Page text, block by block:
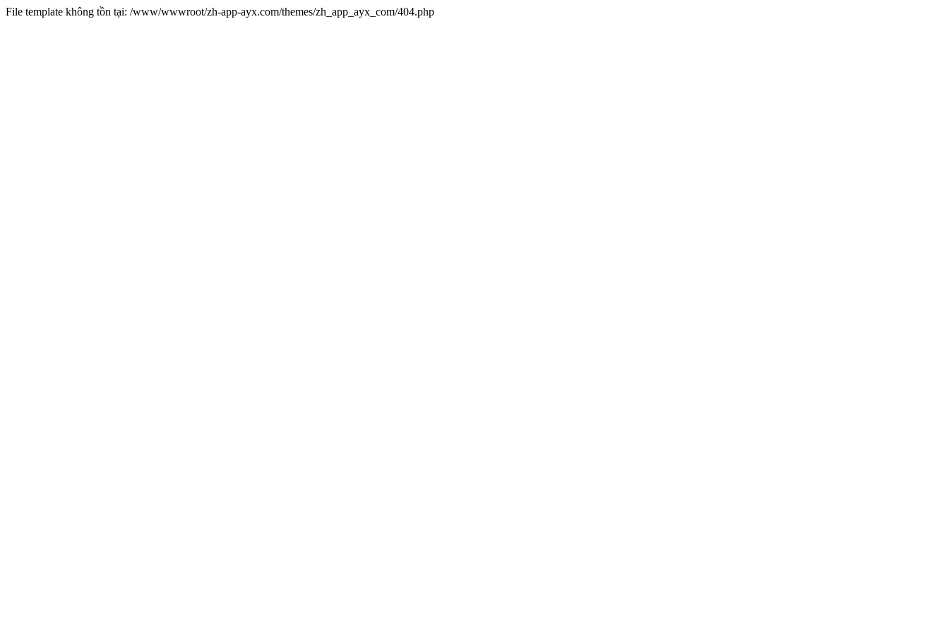
File template không tồn tại: /www/wwwroot/zh-app-ayx.com/themes/zh_app_ayx_com/404.php